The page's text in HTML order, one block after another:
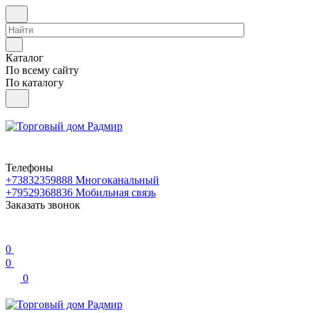
Каталог
По всему сайту
По каталогу
Телефоны
+73832359888 Многоканальный
+79529368836 Мобильная связь
Заказать звонок
0
0
0